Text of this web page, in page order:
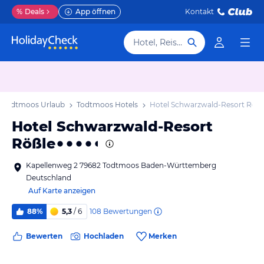
% Deals App öffnen Kontakt
Hotel, Reiseziel
Todtmoos Urlaub Todtmoos Hotels Hotel Schwarzwald-Resort
Hotel Schwarzwald-Resort
Rößle
Kapellenweg 2 79682 Todtmoos Baden-Württemberg
Deutschland
Auf Karte anzeigen
88% 5,3 / 6 108 Bewertungen
Bewerten Hochladen Merken